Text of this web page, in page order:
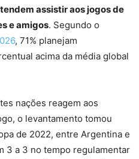
assistir aos jogos de
e amigos. Segundo o
, 71% planejam
acima da média global
nações reagem aos
o levantamento tomou
de 2022, entre Argentina e
3 a 3 no tempo regulamentar